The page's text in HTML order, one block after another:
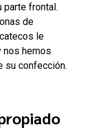
frontal.
de
le
nos hemos
su confección.